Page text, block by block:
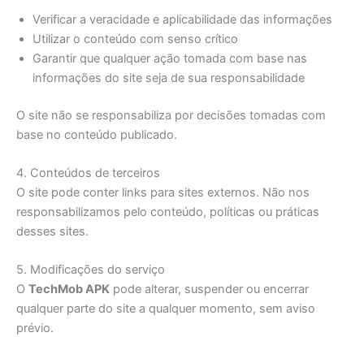
Verificar a veracidade e aplicabilidade das informações
Utilizar o conteúdo com senso crítico
Garantir que qualquer ação tomada com base nas
informações do site seja de sua responsabilidade
O site não se responsabiliza por decisões tomadas com
base no conteúdo publicado.
4. Conteúdos de terceiros
O site pode conter links para sites externos. Não nos
responsabilizamos pelo conteúdo, políticas ou práticas
desses sites.
5. Modificações do serviço
O TechMob APK pode alterar, suspender ou encerrar
qualquer parte do site a qualquer momento, sem aviso
prévio.